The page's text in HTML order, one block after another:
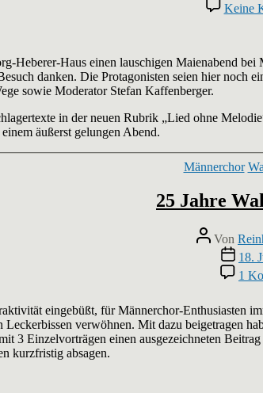
Keine
Heberer-Haus einen lauschigen Maienabend
danken. Die Protagonisten seien hier
sowie Moderator Stefan Kaffenberger.
in der neuen Rubrik „Lied ohne
äußerst gelungen Abend.
Männerchor
25 Jahre
Beitragsautor
Von
18.
1
eingebüßt, für Männerchor-Enthusiasten
verwöhnen. Mit dazu beigetragen
3 Einzelvorträgen einen ausgezeichneten
kurzfristig absagen.